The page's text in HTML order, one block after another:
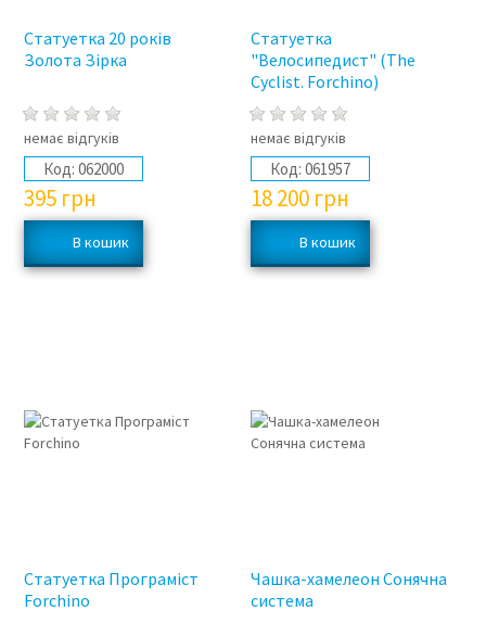
Статуетка 20 років
Золота Зірка
немає відгуків
Код: 062000
395 грн
Статуетка
"Велосипедист" (The
Cyclist. Forchino)
немає відгуків
Код: 061957
18 200 грн
Статуетка Програміст
Forchino
Чашка-хамелеон Сонячна
система